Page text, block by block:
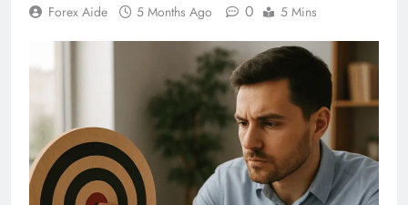
Forex Aide 5 Months Ago 0 5 Mins